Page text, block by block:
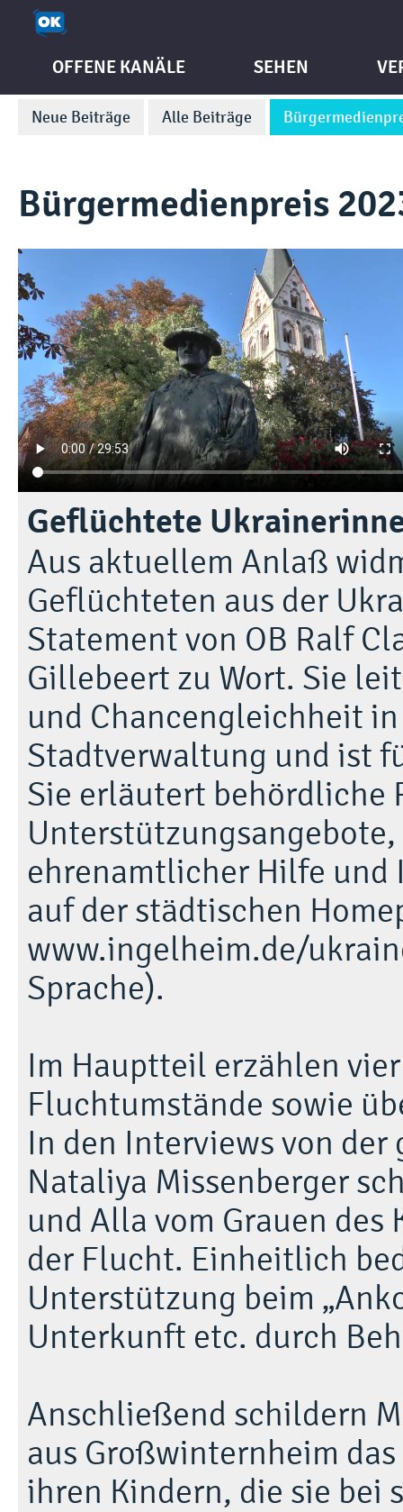
OFFENE KANÄLE SEHEN
Neue Beiträge Alle Beiträge
Bürgermedienpreis
Geflüchtete
Aus aktuellem Anlaß
Geflüchteten aus der
Statement von OB Ralf
Gillebeert zu Wort. Sie
und Chancengleichheit
Stadtverwaltung und ist
Sie erläutert behördliche
ehrenamtlicher Hilfe
auf der städtischen
www.ingelheim.de/
Sprache).
Im Hauptteil erzählen
Fluchtumstände sowie
In den Interviews von
Nataliya Missenberger
und Alla vom Grauen des
der Flucht. Einheitlich
Unterstützung beim
Unterkunft etc. durch
Anschließend schildern
aus Großwinternheim
ihren Kindern, die sie bei